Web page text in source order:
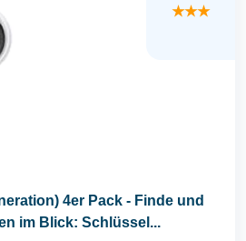
★★★
4er Pack - Finde und
im Blick: Schlüssel...